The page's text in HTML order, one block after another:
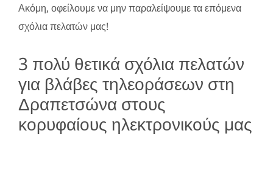
Ακόμη, οφείλουμε να μην παραλείψουμε τα επόμενα
σχόλια πελατών μας!
3 πολύ θετικά σχόλια πελατών
για βλάβες τηλεοράσεων στη
Δραπετσώνα στους
κορυφαίους ηλεκτρονικούς μας